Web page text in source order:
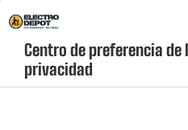
Menú
Centro de preferencia de
privacidad